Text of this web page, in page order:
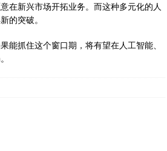
在新兴市场开拓业务。而这种多元化的人
的突破。
能抓住这个窗口期，将有望在人工智能、